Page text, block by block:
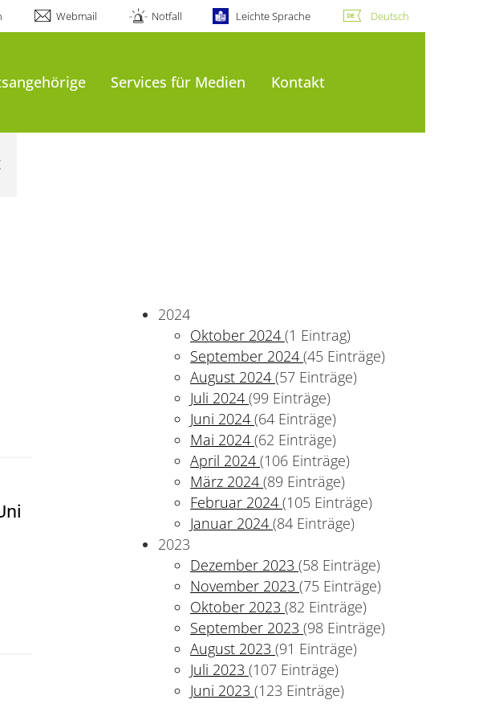
Webmail Notfall Leichte Sprache Deutsch
Services für Medien Kontakt
2024
Oktober 2024(1 Eintrag)
September 2024(45 Einträge)
August 2024(57 Einträge)
Juli 2024(99 Einträge)
Juni 2024(64 Einträge)
Mai 2024(62 Einträge)
April 2024(106 Einträge)
März 2024(89 Einträge)
Februar 2024(105 Einträge)
Januar 2024(84 Einträge)
2023
Dezember 2023(58 Einträge)
November 2023(75 Einträge)
Oktober 2023(82 Einträge)
September 2023(98 Einträge)
August 2023(91 Einträge)
Juli 2023(107 Einträge)
Juni 2023(123 Einträge)